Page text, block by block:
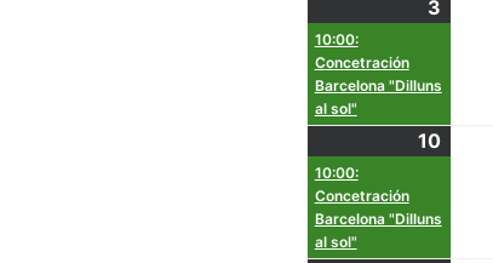
3
10:00:
Concetración
Barcelona "Dilluns
al sol"
10
10:00:
Concetración
Barcelona "Dilluns
al sol"